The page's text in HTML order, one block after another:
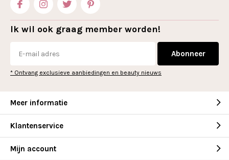
Ik wil ook graag member worden!
Abonneer
* Ontvang exclusieve aanbiedingen en beauty nieuws
Meer informatie
Klantenservice
Mijn account